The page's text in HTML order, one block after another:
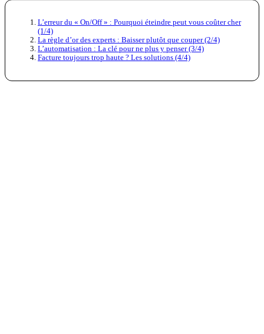
L’erreur du « On/Off » : Pourquoi éteindre peut vous coûter cher
(1/4)
La règle d’or des experts : Baisser plutôt que couper (2/4)
L’automatisation : La clé pour ne plus y penser (3/4)
Facture toujours trop haute ? Les solutions (4/4)